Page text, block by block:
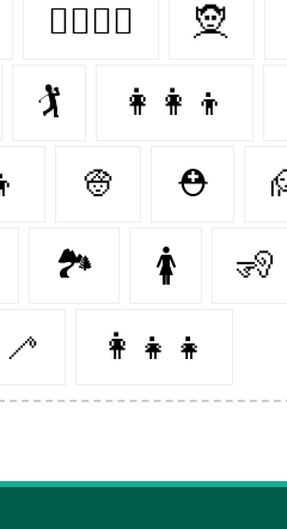
👩‍❤️‍💋‍👨 🧝‍
🏌️‍ 👩‍👩‍👦
👳‍ ⛑
🏞 🚺 🧏‍
👩‍👧‍👧